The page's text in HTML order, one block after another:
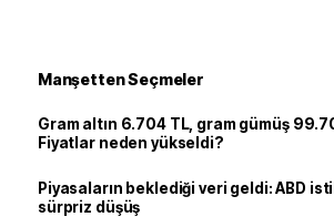
Manşetten Seçmeler
Gram altın 6.704 TL, gram gümüş
Fiyatlar neden yükseldi?
Piyasaların beklediği veri geldi: ABD
sürpriz düşüş